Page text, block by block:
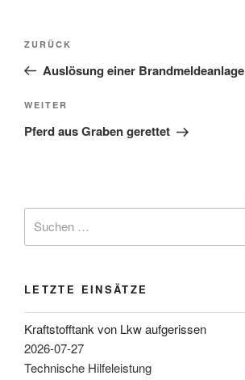
ZURÜCK
Auslösung einer Brandmeldeanlage
WEITER
Pferd aus Graben gerettet
LETZTE EINSÄTZE
Kraftstofftank von Lkw aufgerissen
2026-07-27
Technische Hilfeleistung